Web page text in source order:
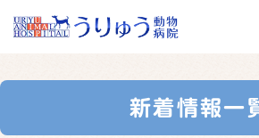
新着情報一